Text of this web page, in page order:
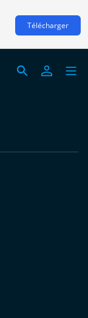
Télécharger